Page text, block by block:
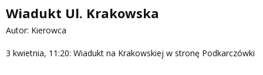
Wiadukt Ul. Krakowska
Autor: Kierowca
3 kwietnia, 11:20: Wiadukt na Krakowskiej w stronę Podkarczówki